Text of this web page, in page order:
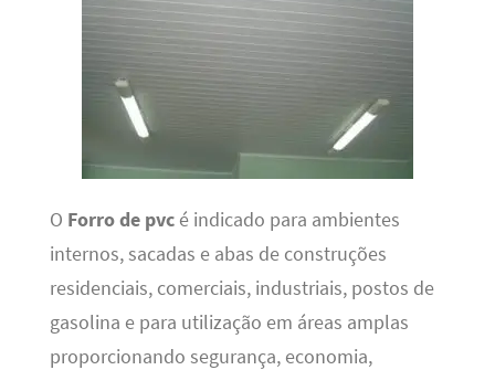
O Forro de pvcé indicado para ambientes
internos, sacadas e abas de construções
residenciais, comerciais, industriais, postos de
gasolina e para utilização em áreas amplas
proporcionando segurança, economia,